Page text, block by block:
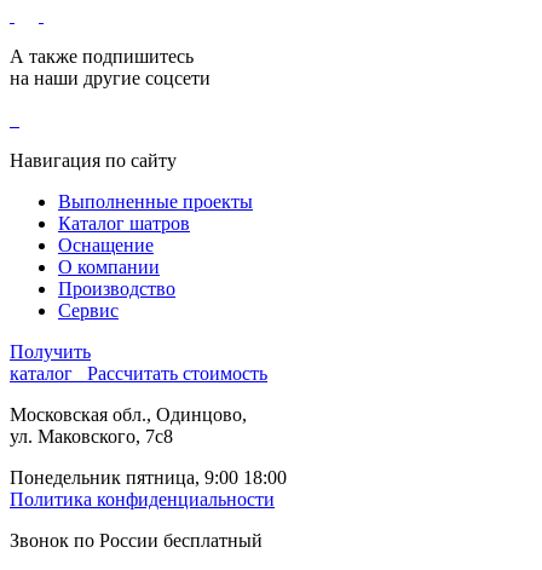
А также подпишитесь
на наши другие соцсети
Навигация по сайту
Выполненные проекты
Каталог шатров
Оснащение
О компании
Производство
Сервис
Получить
каталог
Рассчитать стоимость
Московская обл., Одинцово,
ул. Маковского, 7с8
Понедельник пятница, 9:00 18:00
Политика конфиденциальности
Звонок по России бесплатный